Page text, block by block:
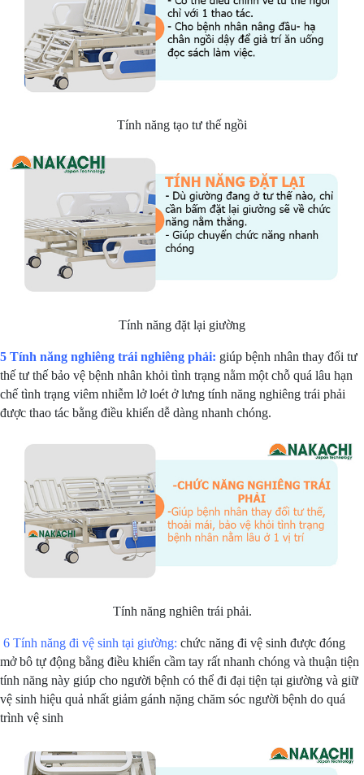
Tính năng tạo tư thế ngồi
Tính năng đặt lại giường
5 Tính năng nghiêng trái nghiêng phải: giúp bệnh nhân thay đổi tư
thế tư thế bảo vệ bệnh nhân khỏi tình trạng nằm một chỗ quá lâu hạn
chế tình trạng viêm nhiễm lở loét ở lưng tính năng nghiêng trái phải
được thao tác bằng điều khiển dễ dàng nhanh chóng.
Tính năng nghiên trái phải.
6 Tính năng đi vệ sinh tại giường: chức năng đi vệ sinh được đóng
mở bô tự động bằng điều khiển cầm tay rất nhanh chóng và thuận tiện
tính năng này giúp cho người bệnh có thể đi đại tiện tại giường và giữ
vệ sinh hiệu quả nhất giảm gánh nặng chăm sóc người bệnh do quá
trình vệ sinh